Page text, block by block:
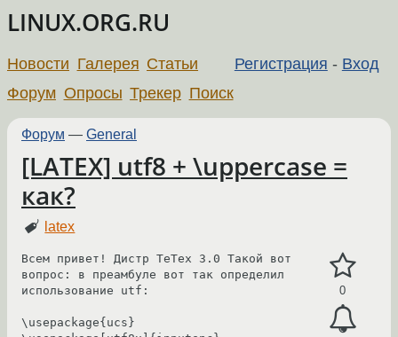
LINUX.ORG.RU
Регистрация - Вход
Новости Галерея Статьи
Форум Опросы Трекер Поиск
Форум — General
[LATEX] utf8 + \uppercase =
как?
latex
0
Всем привет! Дистр TeTex 3.0 Такой вот
вопрос: в преамбуле вот так определил
использование utf:
\usepackage{ucs}